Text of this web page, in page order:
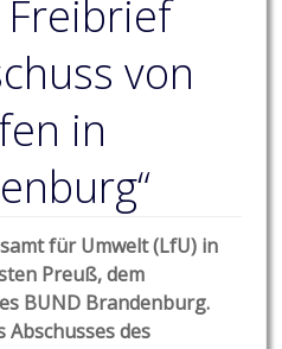
von
in
für Umwelt (LfU) in
Preuß, dem
BUND Brandenburg.
des